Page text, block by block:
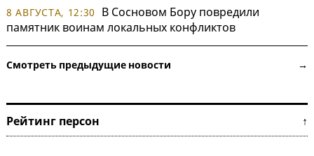
8 АВГУСТА, 12:30
В Сосновом Бору повредили
памятник воинам локальных конфликтов
Смотреть предыдущие новости →
Рейтинг персон ↑